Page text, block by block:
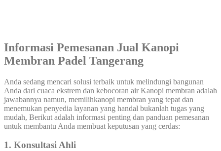
Informasi Pemesanan Jual Kanopi
Membran Padel Tangerang
Anda sedang mencari solusi terbaik untuk melindungi bangunan
Anda dari cuaca ekstrem dan kebocoran air Kanopi membran adalah
jawabannya namun, memilihkanopi membran yang tepat dan
menemukan penyedia layanan yang handal bukanlah tugas yang
mudah, Berikut adalah informasi penting dan panduan pemesanan
untuk membantu Anda membuat keputusan yang cerdas:
1. Konsultasi Ahli